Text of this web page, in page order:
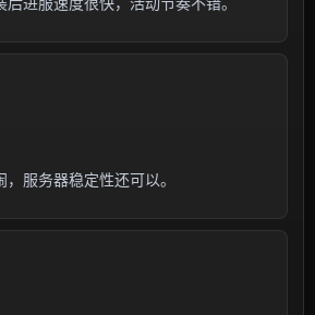
服务器稳定性还可以。